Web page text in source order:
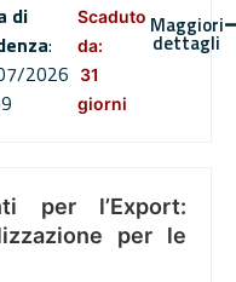
di
:
2026
Scaduto
da:
31
giorni
Maggiori
dettagli
per l’Export:
per le